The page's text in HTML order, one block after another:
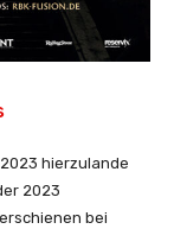
hierzulande
2023
bei